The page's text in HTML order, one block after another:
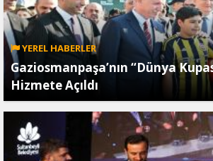
YEREL HABERLER
Gaziosmanpaşa’nın “Dünya
Hizmete Açıldı